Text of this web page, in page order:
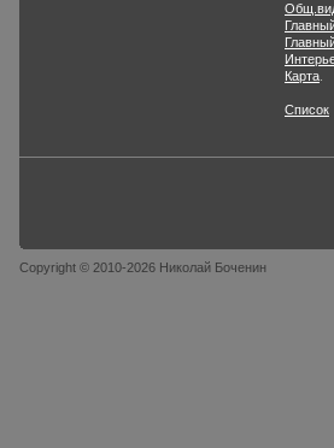
Карта
Список
Copyright © 2010-2026 Николай Боченин